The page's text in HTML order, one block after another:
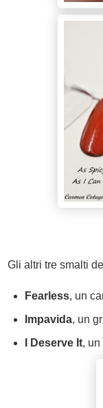
Gli altri tre smalti
Fearless, un
Impavida, un
I Deserve It, un